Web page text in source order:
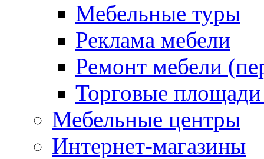
Мебельные туры
Реклама мебели
Ремонт мебели
Торговые
Мебельные центры
Интернет-магазины